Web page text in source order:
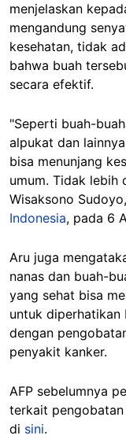
menjelaskan
mengandung
kesehatan, tidak
bahwa buah
secara efektif.
"Seperti buah-
alpukat dan
bisa menunjang
umum. Tidak lebih
Wisaksono
Indonesia, pada 6
Aru juga
nanas dan buah-
yang sehat bisa
untuk diperhatikan
dengan
penyakit kanker.
AFP sebelumnya
terkait
di sini.